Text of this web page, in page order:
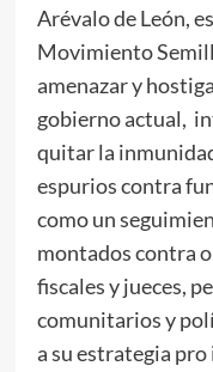
Arévalo de León,
Movimiento
amenazar y
gobierno actual,
quitar la
espurios contra
como un
montados contra
fiscales y jueces,
comunitarios y
a su estrategia